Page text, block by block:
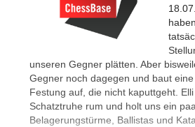
unseren Gegner plätten. Aber
Gegner noch dagegen und baut
Festung auf, die nicht kaputtgeht.
Schatztruhe rum und holt uns ein
Belagerungstürme, Ballistas und